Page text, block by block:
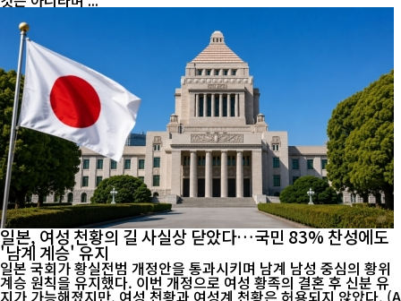
일본, 여성 천황의 길 사실상 닫았다…국민 83% 찬성에도
'남계 계승' 유지
일본 국회가 황실전범 개정안을 통과시키며 남계 남성 중심의 황위
계승 원칙을 유지했다. 이번 개정으로 여성 황족의 결혼 후 신분 유